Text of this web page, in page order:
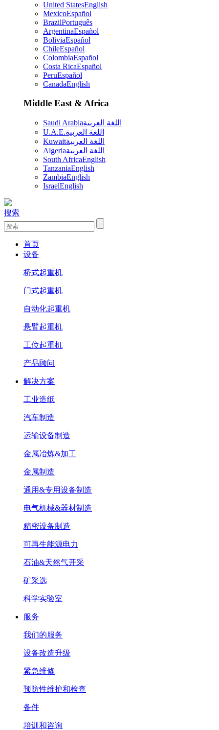
United StatesEnglish
MexicoEspañol
BrazilPortuguês
ArgentinaEspañol
BoliviaEspañol
ChileEspañol
ColombiaEspañol
Costa RicaEspañol
PeruEspañol
CanadaEnglish
Middle East & Africa
Saudi Arabiaاللغة العربية
U.A.E.اللغة العربية
Kuwaitاللغة العربية
Algeriaاللغة العربية
South AfricaEnglish
TanzaniaEnglish
ZambiaEnglish
IsraelEnglish
搜索
首页
设备
桥式起重机
门式起重机
自动化起重机
悬臂起重机
工位起重机
产品顾问
解决方案
工业造纸
汽车制造
运输设备制造
金属冶炼&加工
金属制造
通用&专用设备制造
电气机械&器材制造
精密设备制造
可再生能源电力
石油&天然气开采
矿采选
科学实验室
服务
我们的服务
设备改造升级
紧急维修
预防性维护和检查
备件
培训和咨询